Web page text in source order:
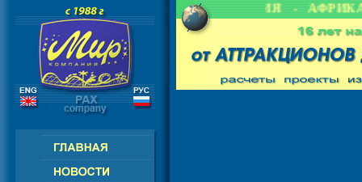
- ЕВРОПА - АМЕРИКА - АЗИЯ - АФРИКА